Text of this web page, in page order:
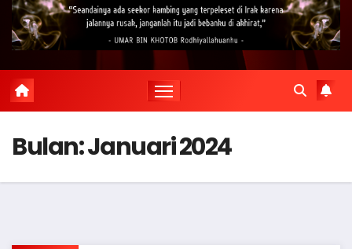
Bulan:Januari 2024